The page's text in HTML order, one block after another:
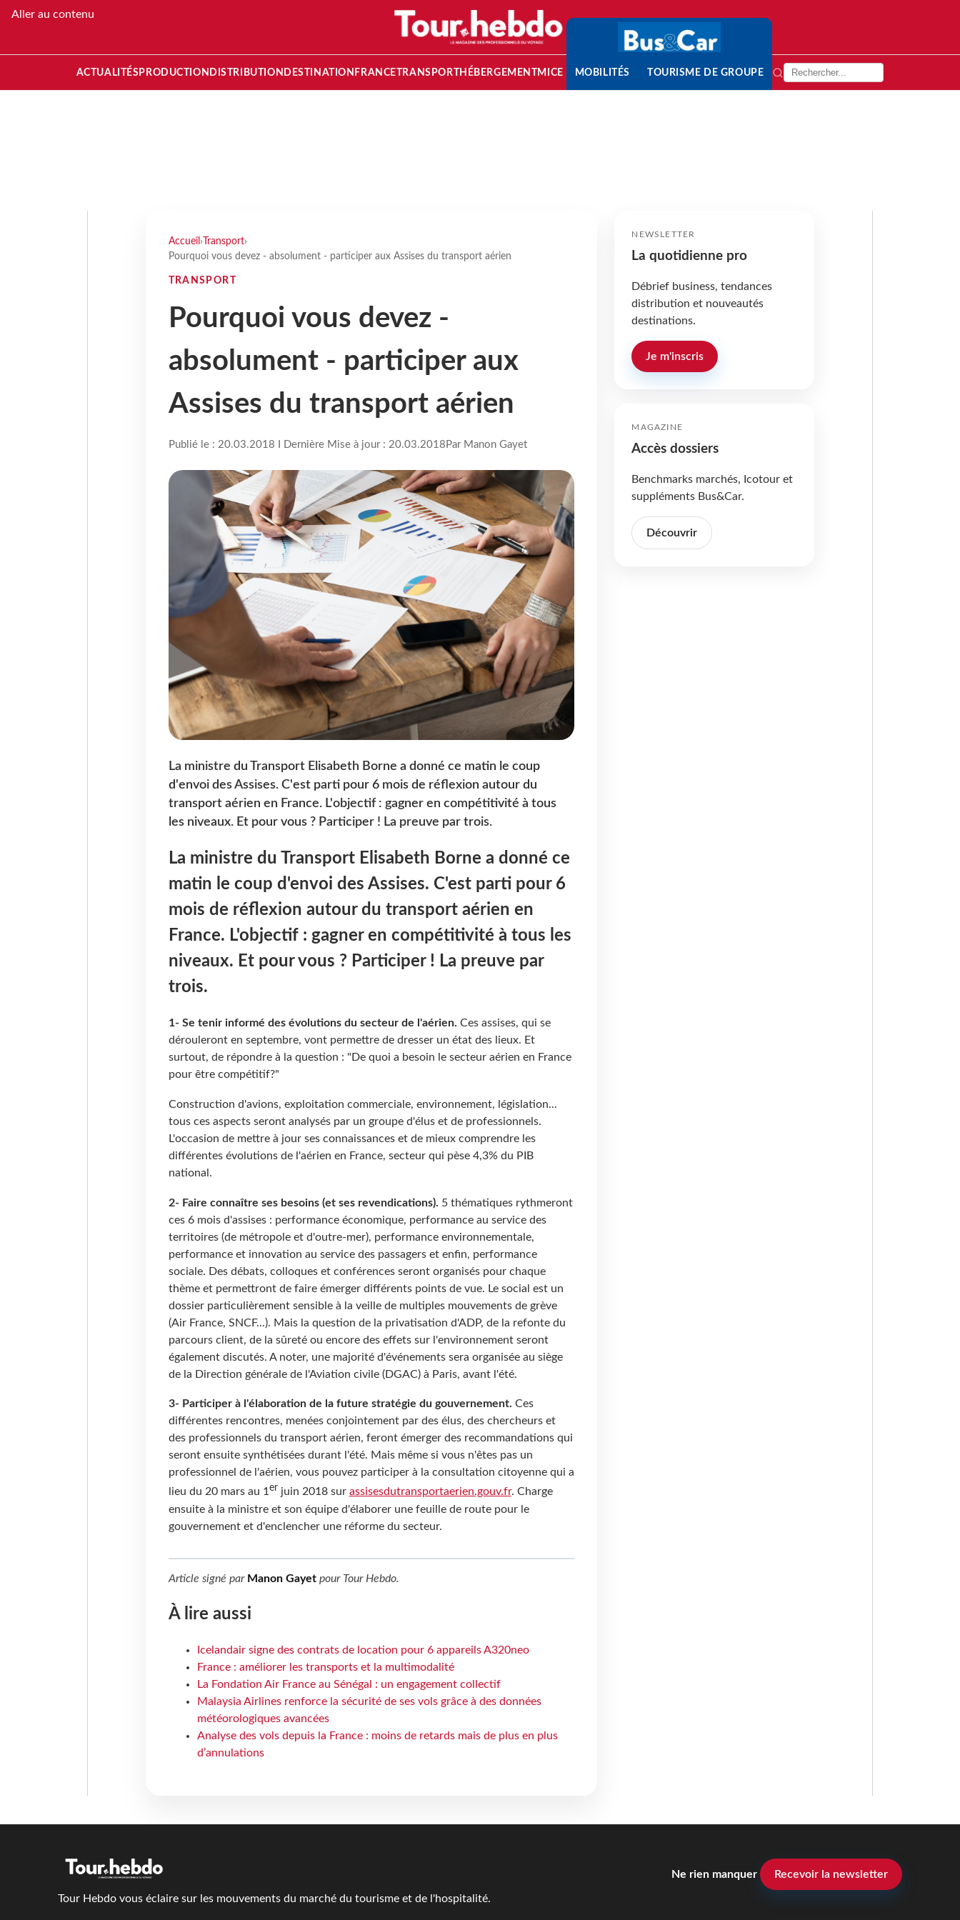
Aller au contenu
ACTUALITÉS PRODUCTION DISTRIBUTION DESTINATION FRANCETRANSPORT HÉBERGEMENTMICE MOBILITÉS TOURISME DE GROUPE
Accueil › Transport›
Pourquoi vous devez - absolument - participer aux Assises du transport aérien
TRANSPORT
Pourquoi vous devez -
absolument - participer aux
Assises du transport aérien
Publié le : 20.03.2018 I Dernière Mise à jour : 20.03.2018 Par Manon Gayet
La ministre du Transport Elisabeth Borne a donné ce matin le coup
d'envoi des Assises. C'est parti pour 6 mois de réflexion autour du
transport aérien en France. L'objectif : gagner en compétitivité à tous
les niveaux. Et pour vous ? Participer ! La preuve par trois.
La ministre du Transport Elisabeth Borne a donné ce
matin le coup d'envoi des Assises. C'est parti pour 6
mois de réflexion autour du transport aérien en
France. L'objectif : gagner en compétitivité à tous les
niveaux. Et pour vous ? Participer ! La preuve par
trois.
1- Se tenir informé des évolutions du secteur de l'aérien. Ces assises, qui se
dérouleront en septembre, vont permettre de dresser un état des lieux. Et
surtout, de répondre à la question : "De quoi a besoin le secteur aérien en France
pour être compétitif?"
Construction d'avions, exploitation commerciale, environnement, législation...
tous ces aspects seront analysés par un groupe d'élus et de professionnels.
L'occasion de mettre à jour ses connaissances et de mieux comprendre les
différentes évolutions de l'aérien en France, secteur qui pèse 4,3% du PIB
national.
2- Faire connaître ses besoins (et ses revendications). 5 thématiques rythmeront
ces 6 mois d'assises : performance économique, performance au service des
territoires (de métropole et d'outre-mer), performance environnementale,
performance et innovation au service des passagers et enfin, performance
sociale. Des débats, colloques et conférences seront organisés pour chaque
thème et permettront de faire émerger différents points de vue. Le social est un
dossier particulièrement sensible à la veille de multiples mouvements de grève
(Air France, SNCF...). Mais la question de la privatisation d'ADP, de la refonte du
parcours client, de la sûreté ou encore des effets sur l'environnement seront
également discutés. A noter, une majorité d'événements sera organisée au siège
de la Direction générale de l'Aviation civile (DGAC) à Paris, avant l'été.
3- Participer à l'élaboration de la future stratégie du gouvernement. Ces
différentes rencontres, menées conjointement par des élus, des chercheurs et
des professionnels du transport aérien, feront émerger des recommandations qui
seront ensuite synthétisées durant l'été. Mais même si vous n'êtes pas un
professionnel de l'aérien, vous pouvez participer à la consultation citoyenne qui a
lieu du 20 mars au 1er juin 2018 sur assisesdutransportaerien.gouv.fr. Charge
ensuite à la ministre et son équipe d'élaborer une feuille de route pour le
gouvernement et d'enclencher une réforme du secteur.
Article signé par Manon Gayetpour Tour Hebdo.
À lire aussi
Icelandair signe des contrats de location pour 6 appareils A320neo
France : améliorer les transports et la multimodalité
La Fondation Air France au Sénégal : un engagement collectif
Malaysia Airlines renforce la sécurité de ses vols grâce à des données
météorologiques avancées
Analyse des vols depuis la France : moins de retards mais de plus en plus
d’annulations
NEWSLETTER
La quotidienne pro
Débrief business, tendances
distribution et nouveautés
destinations.
Je m'inscris
MAGAZINE
Accès dossiers
Benchmarks marchés, Icotour et
suppléments Bus&Car.
Découvrir
Tour Hebdo vous éclaire sur les mouvements du marché du tourisme et de l'hospitalité.
Ne rien manquer Recevoir la newsletter